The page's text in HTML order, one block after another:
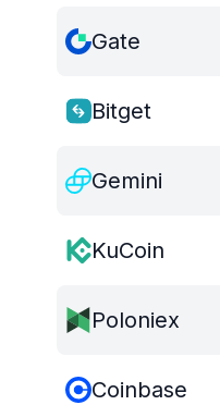
Gate
Bitget
Gemini
KuCoin
Poloniex
Coinbase